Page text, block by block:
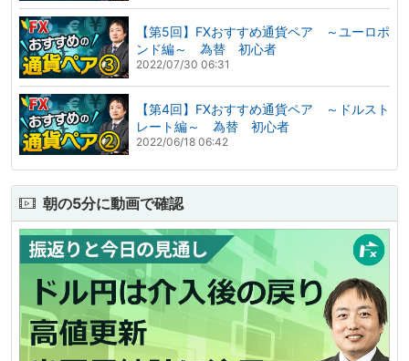
【第5回】FXおすすめ通貨ペア ～ユーロポ
ンド編～ 為替 初心者
2022/07/30 06:31
【第4回】FXおすすめ通貨ペア ～ドルスト
レート編～ 為替 初心者
2022/06/18 06:42
朝の5分に動画で確認